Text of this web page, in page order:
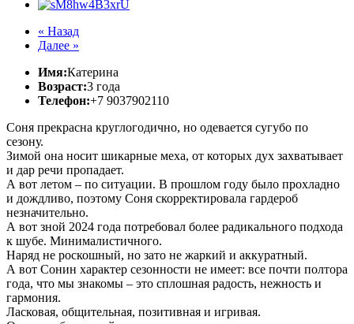
« Назад
Далее »
Имя:Катерина
Возраст:3 года
Телефон:+7 9037902110
Соня прекрасна круглогодично, но одевается сугубо по
сезону.
Зимой она носит шикарные меха, от которых дух захватывает
и дар речи пропадает.
А вот летом – по ситуации. В прошлом году было прохладно
и дождливо, поэтому Соня скорректировала гардероб
незначительно.
А вот зной 2024 года потребовал более радикального подхода
к шубе. Минималистичного.
Наряд не роскошный, но зато не жаркий и аккуратный.
А вот Сонин характер сезонности не имеет: все почти полтора
года, что мы знакомы – это сплошная радость, нежность и
гармония.
Ласковая, общительная, позитивная и игривая.